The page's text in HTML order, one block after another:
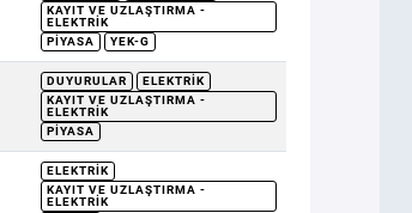
KAYIT VE UZLAŞTIRMA -
ELEKTRIK
PIYASA
YEK-G
DUYURULAR
ELEKTRIK
KAYIT VE UZLAŞTIRMA -
ELEKTRIK
PIYASA
ELEKTRIK
KAYIT VE UZLAŞTIRMA -
ELEKTRIK